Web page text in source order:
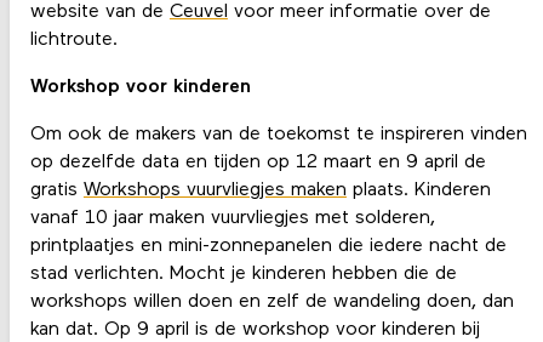
website van de Ceuvel voor meer informatie over de
lichtroute.
Workshop voor kinderen
Om ook de makers van de toekomst te inspireren vinden
op dezelfde data en tijden op 12 maart en 9 april de
gratis Workshops vuurvliegjes maken plaats. Kinderen
vanaf 10 jaar maken vuurvliegjes met solderen,
printplaatjes en mini-zonnepanelen die iedere nacht de
stad verlichten. Mocht je kinderen hebben die de
workshops willen doen en zelf de wandeling doen, dan
kan dat. Op 9 april is de workshop voor kinderen bij